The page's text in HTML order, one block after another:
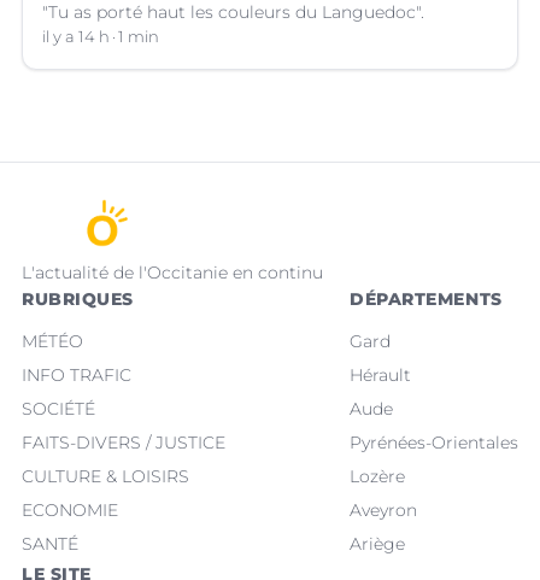
"Tu as porté haut les couleurs du Languedoc".
il y a 14 h 1 min
L'actualité de l'Occitanie en continu
RUBRIQUES
MÉTÉO
INFO TRAFIC
SOCIÉTÉ
FAITS-DIVERS / JUSTICE
CULTURE & LOISIRS
ECONOMIE
SANTÉ
DÉPARTEMENTS
Gard
Hérault
Aude
Pyrénées-Orientales
Lozère
Aveyron
Ariège
LE SITE